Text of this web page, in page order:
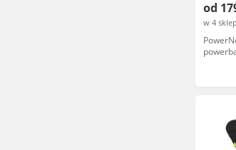
od
w 4